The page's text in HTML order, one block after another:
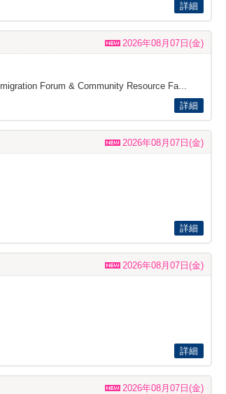
詳細
2026年08月07日(金)
Forum & Community Resource Fa...
詳細
2026年08月07日(金)
詳細
2026年08月07日(金)
詳細
2026年08月07日(金)